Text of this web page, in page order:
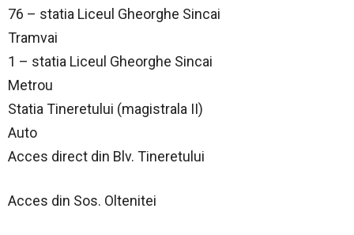
76 – statia Liceul Gheorghe Sincai
Tramvai
1 – statia Liceul Gheorghe Sincai
Metrou
Statia Tineretului (magistrala II)
Auto
Acces direct din Blv. Tineretului
Acces din Sos. Oltenitei